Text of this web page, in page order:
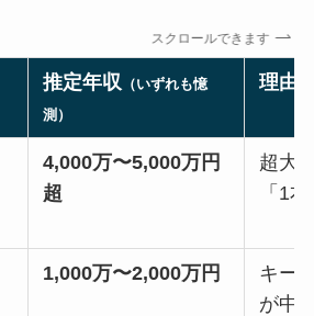
スクロールできます
推定年収
（いずれも憶
測）
理由
4,000万〜5,000万円
超
超大
「1
1,000万〜2,000万円
キー
が中